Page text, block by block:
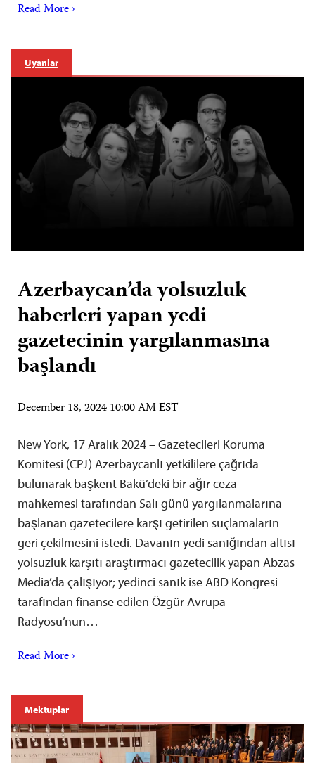
Read More ›
Uyarılar
Azerbaycan’da yolsuzluk
haberleri yapan yedi
gazetecinin yargılanmasına
başlandı
December 18, 2024 10:00 AM EST
New York, 17 Aralık 2024 – Gazetecileri Koruma
Komitesi (CPJ) Azerbaycanlı yetkililere çağrıda
bulunarak başkent Bakü’deki bir ağır ceza
mahkemesi tarafından Salı günü yargılanmalarına
başlanan gazetecilere karşı getirilen suçlamaların
geri çekilmesini istedi. Davanın yedi sanığından altısı
yolsuzluk karşıtı araştırmacı gazetecilik yapan Abzas
Media’da çalışıyor; yedinci sanık ise ABD Kongresi
tarafından finanse edilen Özgür Avrupa
Radyosu’nun…
Read More ›
Mektuplar